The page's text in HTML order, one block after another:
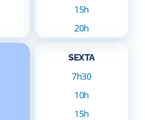
15h
20h
SEXTA
7h30
10h
15h